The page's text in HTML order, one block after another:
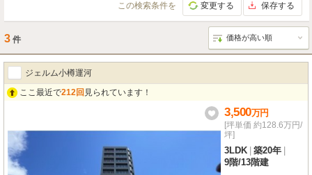
この検索条件を 変更する 保存する
3 件
ジェルム小樽運河
ここ最近で212回 見られています！
3,500万円
[坪単価 約128.6万円/
坪]
3LDK 築20年
9階/13階建